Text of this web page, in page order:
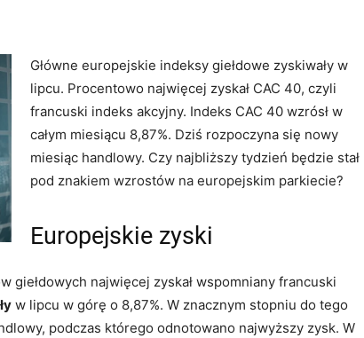
Główne europejskie indeksy giełdowe zyskiwały w
lipcu. Procentowo najwięcej zyskał CAC 40, czyli
francuski indeks akcyjny. Indeks CAC 40 wzrósł w
całym miesiącu 8,87%. Dziś rozpoczyna się nowy
miesiąc handlowy. Czy najbliższy tydzień będzie stał
pod znakiem wzrostów na europejskim parkiecie?
Europejskie zyski
giełdowych najwięcej zyskał wspomniany francuski
w lipcu w górę o 8,87%. W znacznym stopniu do tego
podczas którego odnotowano najwyższy zysk. W